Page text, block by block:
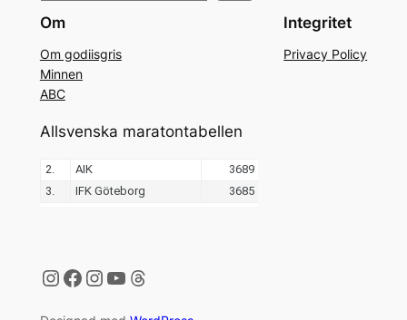
Om
Om godiisgris
Minnen
ABC
Integritet
Privacy Policy
Allsvenska maratontabellen
Instagram
Facebook
Instagram
YouTube
Threads